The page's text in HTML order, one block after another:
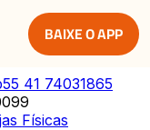
BAIXE O APP
55 41 74031865
Físicas